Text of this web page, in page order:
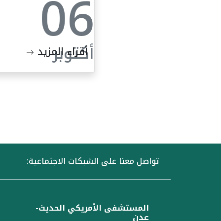
06
أكتوبر
أقراء المزيد
تواصل معنا على الشبكات الاجتماعية:
المستشفى الأمريكي الحديث-
عدن